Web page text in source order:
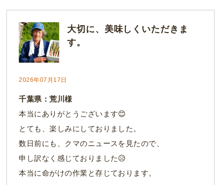
大切に、美味しくいただきま
す。
2026年07月17日
千葉県：荒川様
本当にありがとうございます😊
とても、楽しみにしておりました。
数日前にも、クマのニュースを見たので、
申し訳なく感じておりました😥
本当に命がけの作業と存じております。